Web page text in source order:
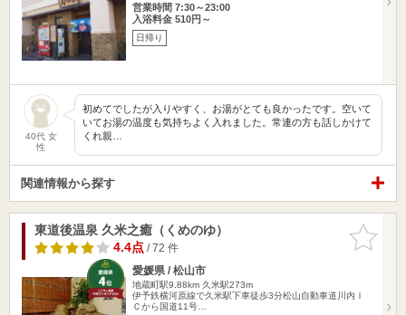
営業時間 7:30～23:00
入浴料金 510円～
日帰り
40代 女
性
初めてでしたが入りやすく、お湯がとても良かったです。空いて
いてお湯の温度も気持ちよく入れました。常連の方も話しかけて
くれ親…
関連情報から探す
お気に入
りに追加
東道後温泉 久米之癒（くめのゆ）
4.4点/ 72 件
愛媛県 / 松山市
地蔵町駅9.88km 久米駅273m
伊予鉄横河原線で久米駅下車徒歩3分松山自動車道川内Ｉ
Ｃから国道11号…